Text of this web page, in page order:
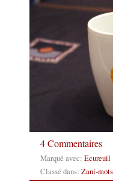
4 Commentaires
Marqué avec: Ecureuil
Classé dans: Zani-mots